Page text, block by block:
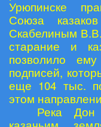
Урюпинске
Союза
Скабелиным
старание и
позволило
подписей,
еще 104 тыс.
этом
Река Дон